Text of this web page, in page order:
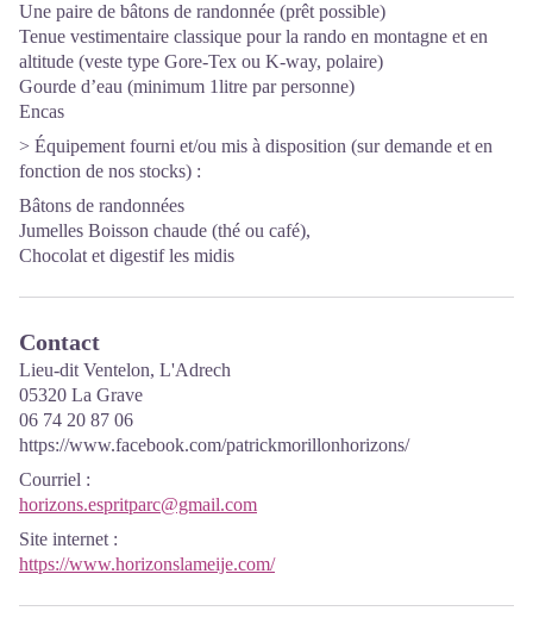
Une paire de bâtons de randonnée (prêt possible)
Tenue vestimentaire classique pour la rando en montagne et en
altitude (veste type Gore-Tex ou K-way, polaire)
Gourde d’eau (minimum 1litre par personne)
Encas
> Équipement fourni et/ou mis à disposition (sur demande et en
fonction de nos stocks) :
Bâtons de randonnées
Jumelles Boisson chaude (thé ou café),
Chocolat et digestif les midis
Contact
Lieu-dit Ventelon, L'Adrech
05320 La Grave
06 74 20 87 06
https://www.facebook.com/patrickmorillonhorizons/
Courriel :
horizons.espritparc@gmail.com
Site internet :
https://www.horizonslameije.com/